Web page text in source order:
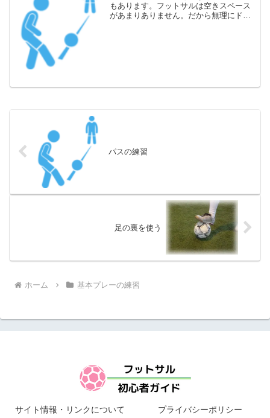
もあります。フットサルは空きスペース
があまりありません。だから無理にドリ
パスの練習
足の裏を使う
ホーム 基本プレーの練習
サイト情報・リンクについて プライバシーポリシー